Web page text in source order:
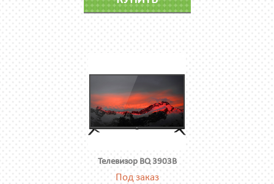
Телевизор BQ 3903B
Под заказ